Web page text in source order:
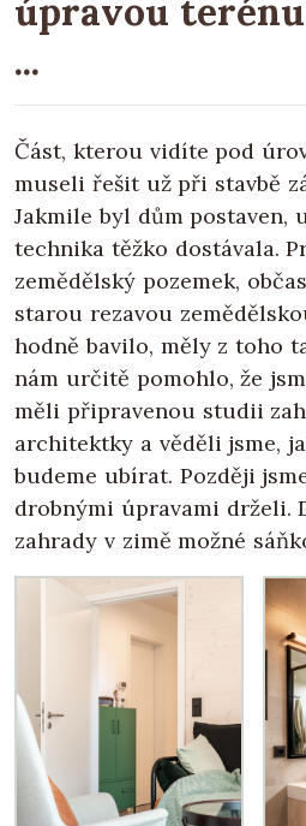
úpravou
...
Část, kterou vidíte pod
museli řešit už při stavbě
Jakmile byl dům postaven,
technika těžko dostávala.
zemědělský pozemek,
starou rezavou
hodně bavilo, měly z toho
nám určitě pomohlo, že
měli připravenou studii
architektky a věděli jsme,
budeme ubírat. Později
drobnými úpravami drželi.
zahrady v zimě možné